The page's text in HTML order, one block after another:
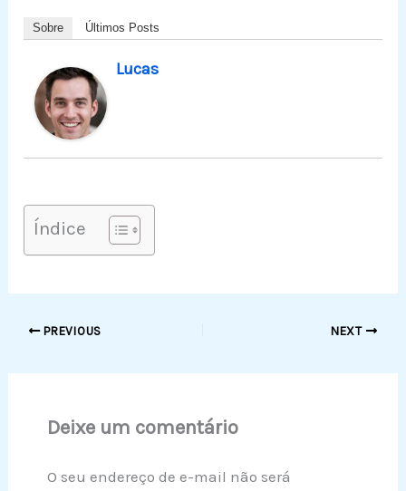
Sobre Últimos Posts
Lucas
Índice
PREVIOUS NEXT
Deixe um comentário
O seu endereço de e-mail não será